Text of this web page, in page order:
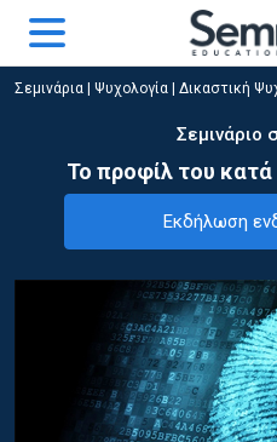
Σεμινάρια Ψυχολογία Δικαστική
Σεμινάριο
Το προφίλ του
Εκδήλωση